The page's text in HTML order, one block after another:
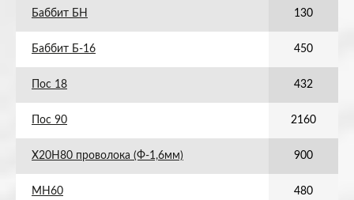
Баббит БН 130
Баббит Б-16 450
Пос 18 432
Пос 90 2160
Х20Н80 проволока (Ф-1,6мм) 900
МН60 480